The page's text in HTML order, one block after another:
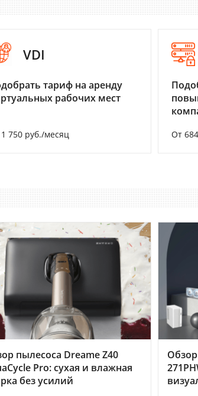
VDI
тариф на аренду
рабочих мест
750 руб./месяц От
пылесоса Dreame Z40
Pro: сухая и влажная
без усилий